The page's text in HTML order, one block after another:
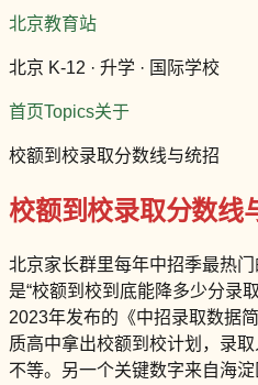
北京教育站
北京 K-12 · 升学 · 国际学校
首页Topics关于
校额到校录取分数线与统招
校额到校录取分数线
北京家长群里每年中招季最热
是“校额到校到底能降多少分录
2023年发布的《中招录取数据
质高中拿出校额到校计划，录
不等。另一个关键数字来自海